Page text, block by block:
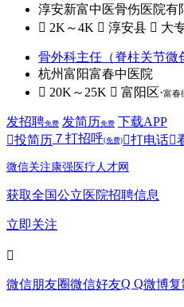
淳安新富中医骨伤医院有
 2K～4K  淳安县  大
骨外科主任（脊柱关节微
杭州富阳富春中医院
 20K～25K  富阳区·富春
发招聘免费 发简历免费 下载APP
投简历 ７ 打招呼(免费) 打电话
微信关注康强医疗人才网
获取全国公立医院招聘信息
立即关注

微信朋友圈微信好友Q Q微博复